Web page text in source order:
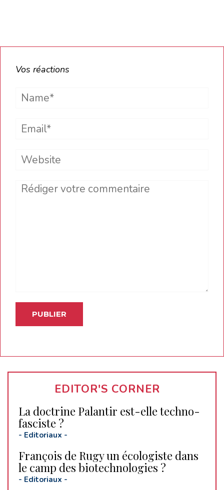
Vos réactions
Name*
Email*
Website
Comment
EDITOR'S CORNER
La doctrine Palantir est-elle techno-
fasciste ?
- Editoriaux -
François de Rugy un écologiste dans
le camp des biotechnologies ?
- Editoriaux -